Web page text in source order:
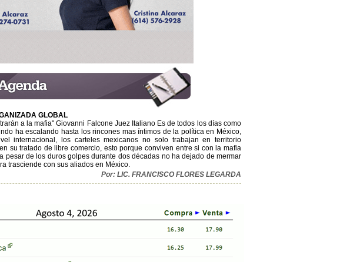
GLOBAL
a la mafia" Giovanni Falcone Juez Italiano Es de todos los días como
ha escalando hasta los rincones mas íntimos de la política en México,
internacional, los carteles mexicanos no solo trabajan en territorio
su tratado de libre comercio, esto porque conviven entre si con la mafia
pesar de los duros golpes durante dos décadas no ha dejado de mermar
trasciende con sus aliados en México.
Por: LIC. FRANCISCO FLORES LEGARDA